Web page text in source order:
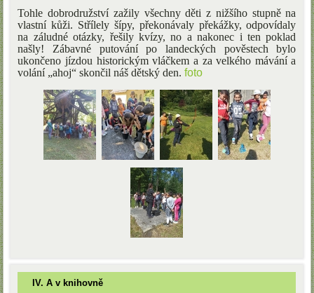
Tohle dobrodružství zažily všechny děti z nižšího stupně na
vlastní kůži. Střílely šípy, překonávaly překážky, odpovídaly
na záludné otázky, řešily kvízy, no a nakonec i ten poklad
našly! Zábavné putování po landeckých pověstech bylo
ukončeno jízdou historickým vláčkem a za velkého mávání a
volání „ahoj“ skončil náš dětský den.foto
IV. A v knihovně